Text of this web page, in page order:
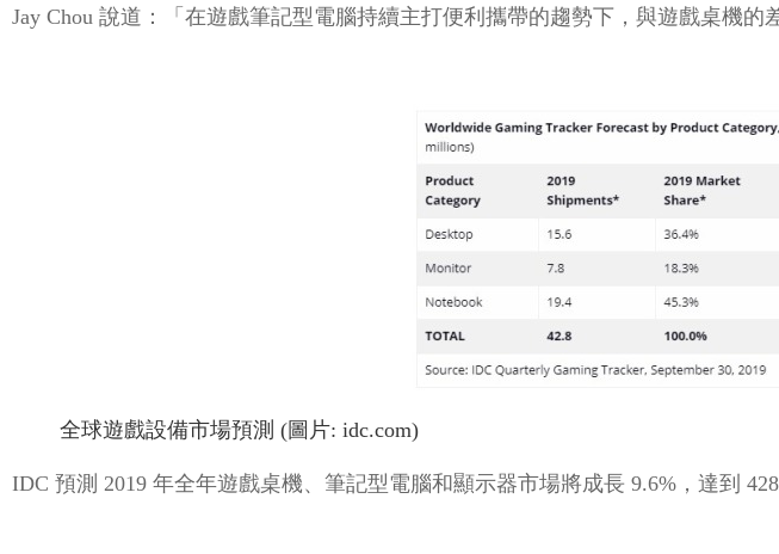
Jay Chou 說道：「在遊戲筆記型電腦持續主打便利攜帶的趨勢下，與遊戲桌機的
全球遊戲設備市場預測 (圖片: idc.com)
IDC 預測 2019 年全年遊戲桌機、筆記型電腦和顯示器市場將成長 9.6%，達到